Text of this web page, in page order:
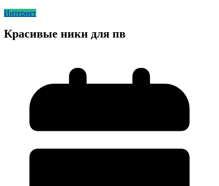
Интернет
Красивые ники для пв